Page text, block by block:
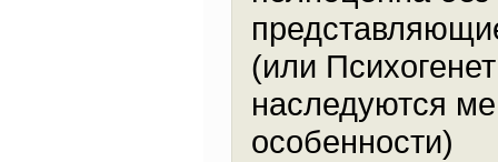
(или
наследуются
особенности)